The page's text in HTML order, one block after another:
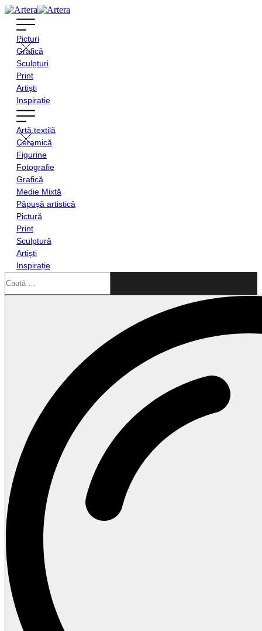
Picturi
Grafică
Sculpturi
Print
Artiști
Inspirație
Artă textilă
Ceramică
Figurine
Fotografie
Grafică
Medie Mixtă
Păpușă artistică
Pictură
Print
Sculptură
Artiști
Inspirație